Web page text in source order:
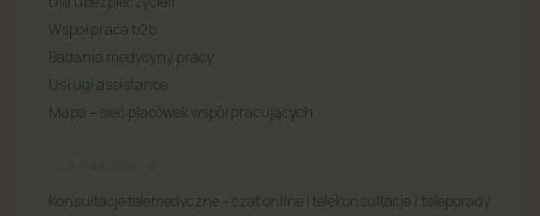
Współpraca b2b
Badania medycyny pracy
Usługi assistance
Mapa – sieć placówek współpracujących
Konsultacje telemedyczne – czat online i telekonsultacje / teleporady